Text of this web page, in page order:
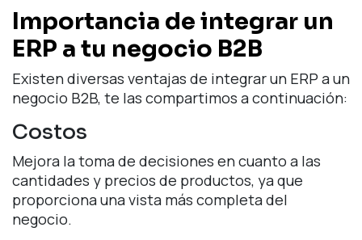
Importancia de integrar un
ERP a tu negocio B2B
Existen diversas ventajas de integrar un ERP a un
negocio B2B, te las compartimos a continuación:
Costos
Mejora la toma de decisiones en cuanto a las
cantidades y precios de productos, ya que
proporciona una vista más completa del
negocio.